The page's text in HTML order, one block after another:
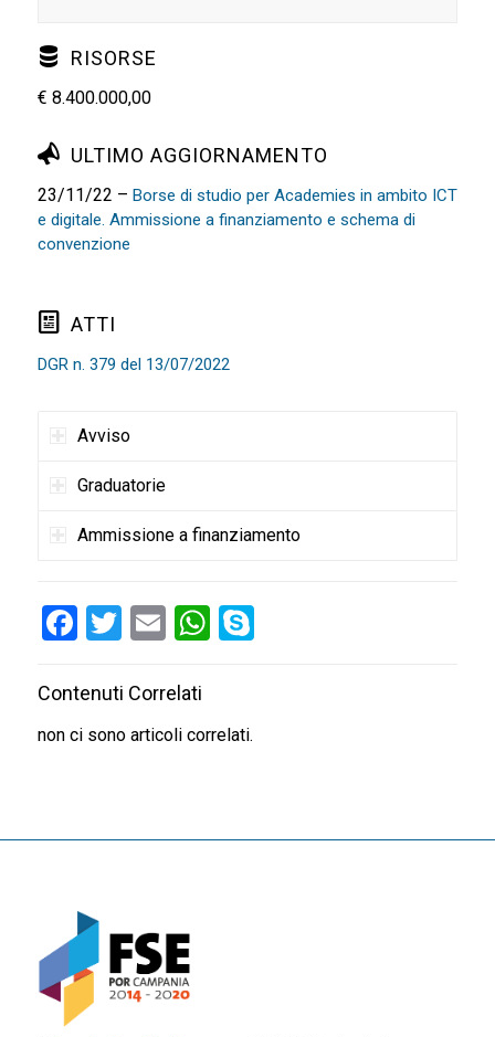
RISORSE
€ 8.400.000,00
ULTIMO AGGIORNAMENTO
23/11/22 – Borse di studio per Academies in ambito ICT
e digitale. Ammissione a finanziamento e schema di
convenzione
ATTI
DGR n. 379 del 13/07/2022
Avviso
Graduatorie
Ammissione a finanziamento
FacebookTwitter Email WhatsApp
Contenuti Correlati
non ci sono articoli correlati.